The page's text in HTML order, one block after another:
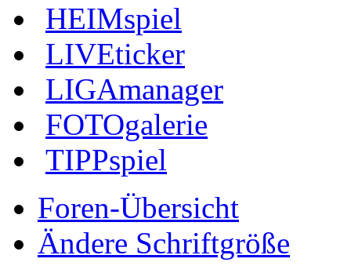
HEIMspiel
LIVEticker
LIGAmanager
FOTOgalerie
TIPPspiel
Foren-Übersicht
Ändere Schriftgröße